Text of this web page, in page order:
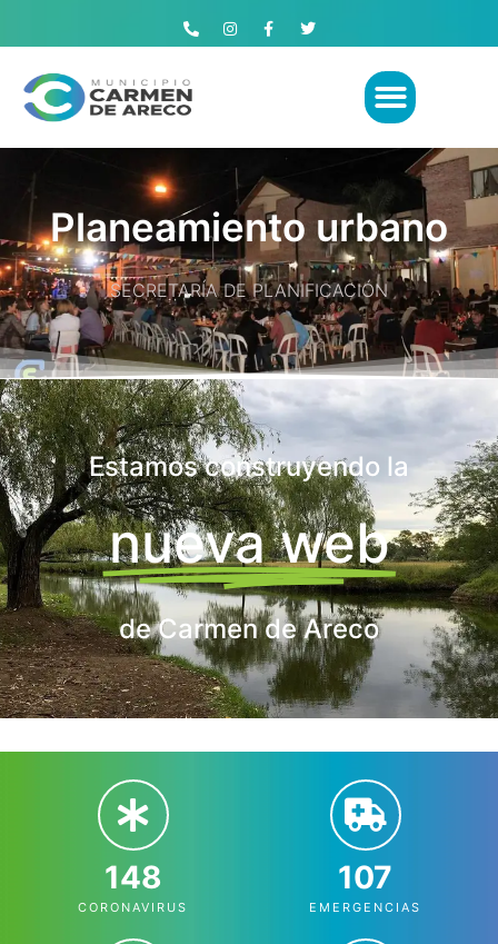
Planeamiento urbano
SECRETARÍA DE PLANIFICACIÓN
Estamos construyendo la
nueva web
de Carmen de Areco
148
CORONAVIRUS
107
EMERGENCIAS